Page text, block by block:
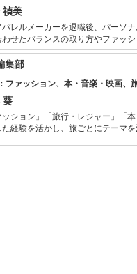
禎美
パレルメーカーを退職後、パーソ
わせたバランスの取り方やファッ
も会社員時代から仕事の中で関わっており実
人FP相談や投資初心者の女性に
集部
ファッション、本・音楽・映画、
葵
ッション」「旅行・レジャー」「
た経験を活かし、旅ごとにテーマ